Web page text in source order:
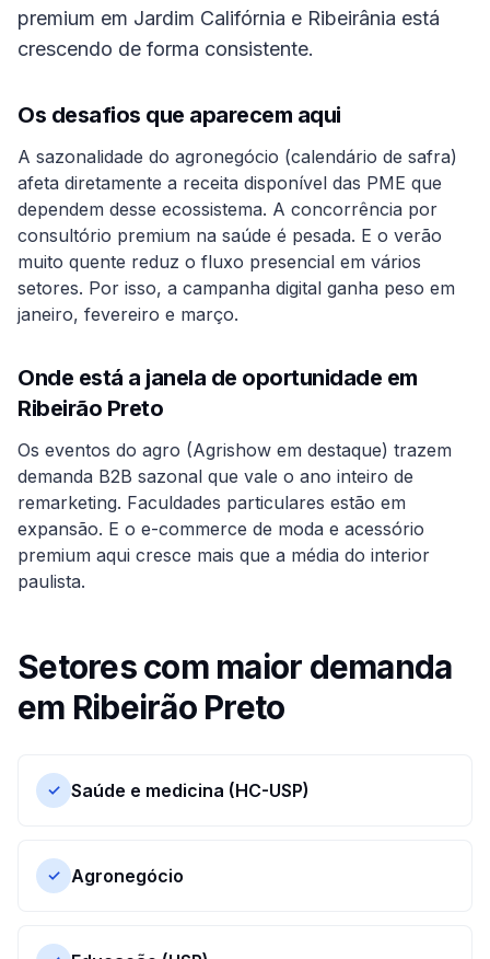
premium em Jardim Califórnia e Ribeirânia está
crescendo de forma consistente.
Os desafios que aparecem aqui
A sazonalidade do agronegócio (calendário de safra)
afeta diretamente a receita disponível das PME que
dependem desse ecossistema. A concorrência por
consultório premium na saúde é pesada. E o verão
muito quente reduz o fluxo presencial em vários
setores. Por isso, a campanha digital ganha peso em
janeiro, fevereiro e março.
Onde está a janela de oportunidade em
Ribeirão Preto
Os eventos do agro (Agrishow em destaque) trazem
demanda B2B sazonal que vale o ano inteiro de
remarketing. Faculdades particulares estão em
expansão. E o e-commerce de moda e acessório
premium aqui cresce mais que a média do interior
paulista.
Setores com maior demanda
em Ribeirão Preto
✓ Saúde e medicina (HC-USP)
✓ Agronegócio